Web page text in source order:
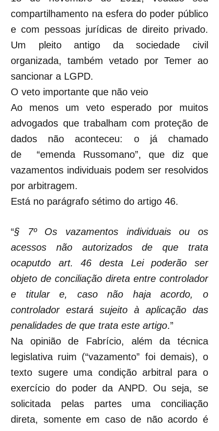
compartilhamento na esfera do poder público
e com pessoas jurídicas de direito privado.
Um pleito antigo da sociedade civil
organizada, também vetado por Temer ao
sancionar a LGPD.
O veto importante que não veio
Ao menos um veto esperado por muitos
advogados que trabalham com proteção de
dados não aconteceu: o já chamado
de “emenda Russomano”, que diz que
vazamentos individuais podem ser resolvidos
por arbitragem.
Está no parágrafo sétimo do artigo 46.
“§ 7º Os vazamentos individuais ou os
acessos não autorizados de que trata
ocaputdo art. 46 desta Lei poderão ser
objeto de conciliação direta entre controlador
e titular e, caso não haja acordo, o
controlador estará sujeito à aplicação das
penalidades de que trata este artigo.”
Na opinião de Fabrício, além da técnica
legislativa ruim (“vazamento” foi demais), o
texto sugere uma condição arbitral para o
exercício do poder da ANPD. Ou seja, se
solicitada pelas partes uma conciliação
direta, somente em caso de não acordo é